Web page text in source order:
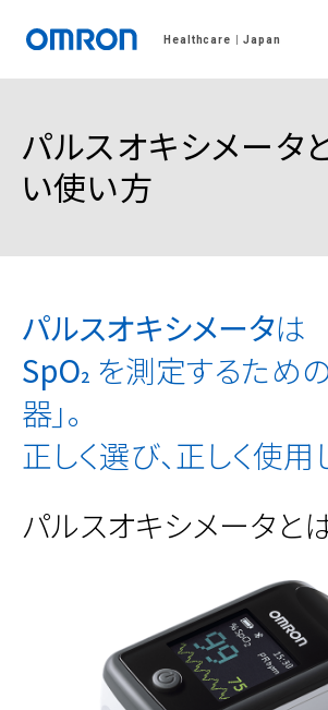
Healthcare Japan
パルスオキシメータ
い使い方
パルスオキシメータは
SpO2 を測定するため
器」。
正しく選び、正しく使用
パルスオキシメータと